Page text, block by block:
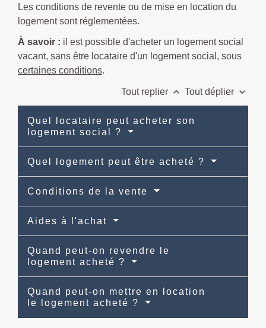
Les conditions de revente ou de mise en location du
logement sont réglementées.
À savoir : il est possible d'acheter un logement social
vacant, sans être locataire d'un logement social, sous
certaines conditions.
Tout replier keyboard_arrow_up Tout déplier keyboard_arrow_down
Quel locataire peut acheter son
logement social ?
Quel logement peut être acheté ?
Conditions de la vente
Aides à l'achat
Quand peut-on revendre le
logement acheté ?
Quand peut-on mettre en location
le logement acheté ?